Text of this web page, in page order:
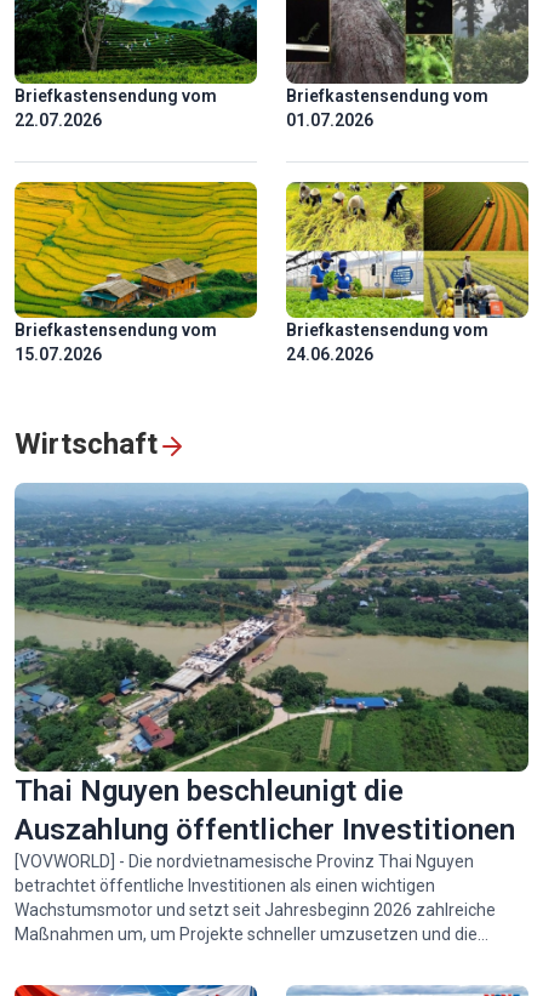
3D-Mapping-Show zum 50. Jahrestag der Umbenennung
Tourismus in Vinh Long: Die Fortschreibung der
Die Presse ist eine scharfe Waffe der Ideologie- und
Öffentlichkeitsarbeit
Briefkastensendung vom
22.07.2026
Briefkastensendung vom
15.07.2026
Briefkastensendung vom
01.07.2026
Briefkastensendung vom
24.06.2026
Wirtschaft
Thai Nguyen beschleunigt die
Auszahlung öffentlicher Investitionen
[VOVWORLD] - Die nordvietnamesische Provinz Thai Nguyen
betrachtet öffentliche Investitionen als einen wichtigen
Wachstumsmotor und setzt seit Jahresbeginn 2026 zahlreiche
Maßnahmen um, um Projekte schneller umzusetzen und die
wichtige Infrastrukturvorhaben voran und diese stärken die